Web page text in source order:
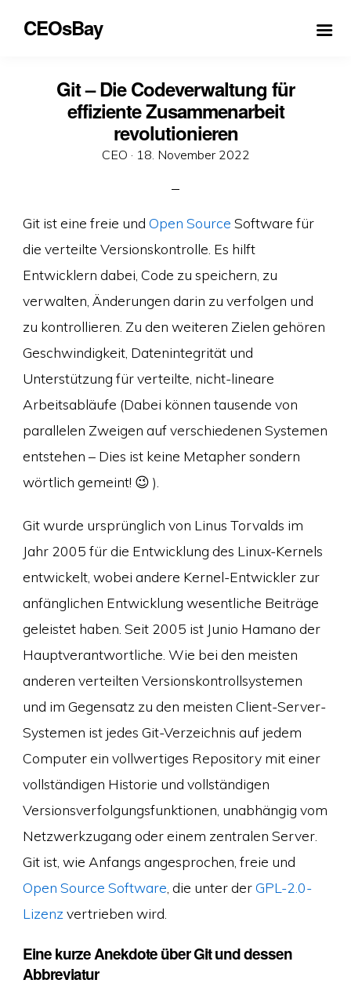
CEOsBay
Git – Die Codeverwaltung für
effiziente Zusammenarbeit
revolutionieren
CEO · Veröffentlicht
18. November 2022
Git ist eine freie und Open Source Software für
die verteilte Versionskontrolle. Es hilft
Entwicklern dabei, Code zu speichern, zu
verwalten, Änderungen darin zu verfolgen und
zu kontrollieren. Zu den weiteren Zielen gehören
Geschwindigkeit, Datenintegrität und
Unterstützung für verteilte, nicht-lineare
Arbeitsabläufe (Dabei können tausende von
parallelen Zweigen auf verschiedenen Systemen
entstehen – Dies ist keine Metapher sondern
wörtlich gemeint! 😉 ).
Git wurde ursprünglich von Linus Torvalds im
Jahr 2005 für die Entwicklung des Linux-Kernels
entwickelt, wobei andere Kernel-Entwickler zur
anfänglichen Entwicklung wesentliche Beiträge
geleistet haben. Seit 2005 ist Junio Hamano der
Hauptverantwortliche. Wie bei den meisten
anderen verteilten Versionskontrollsystemen
und im Gegensatz zu den meisten Client-Server-
Systemen ist jedes Git-Verzeichnis auf jedem
Computer ein vollwertiges Repository mit einer
vollständigen Historie und vollständigen
Versionsverfolgungsfunktionen, unabhängig vom
Netzwerkzugang oder einem zentralen Server.
Git ist, wie Anfangs angesprochen, freie und
Open Source Software , die unter derGPL-2.0-
Lizenz vertrieben wird.
Eine kurze Anekdote über Git und dessen
Abbreviatur